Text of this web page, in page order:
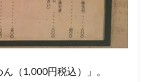
（1,000円税込）」。